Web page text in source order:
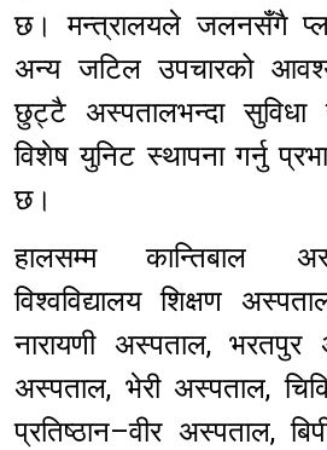
छ। मन्त्रालयले जलनसँगै
अन्य जटिल उपचारको
छुट्टै अस्पतालभन्दा सुविधा
विशेष युनिट स्थापना गर्नु
छ।
हालसम्म कान्तिबाल
विश्वविद्यालय शिक्षण
नारायणी अस्पताल,
अस्पताल, भेरी अस्पताल,
प्रतिष्ठान–वीर अस्पताल,